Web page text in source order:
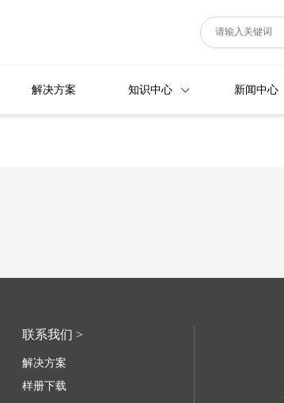
解决方案 知识中心 新闻中心
联系我们 >
解决方案
样册下载